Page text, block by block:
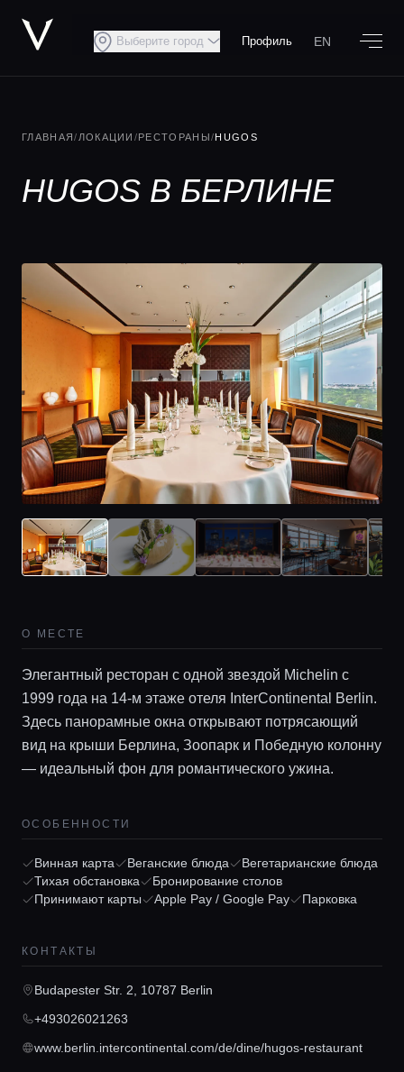
Главная
Гиды
Консьерж сервис
Выберите город Профиль EN
ГЛАВНАЯ/ ЛОКАЦИИ /РЕСТОРАНЫ/HUGOS
HUGOS В БЕРЛИНЕ
О МЕСТЕ
Элегантный ресторан с одной звездой Michelin с
1999 года на 14-м этаже отеля InterContinental Berlin.
Здесь панорамные окна открывают потрясающий
вид на крыши Берлина, Зоопарк и Победную колонну
— идеальный фон для романтического ужина.
ОСОБЕННОСТИ
Винная карта Веганские блюда
Вегетарианские блюда
Тихая обстановка
Бронирование столов
Принимают карты
Apple Pay / Google Pay Парковка
КОНТАКТЫ
Budapester Str. 2, 10787 Berlin
+493026021263
www.berlin.intercontinental.com/de/dine/hugos-restaurant